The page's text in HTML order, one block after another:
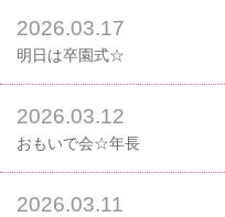
2026.03.17
明日は卒園式☆
2026.03.12
おもいで会☆年長
2026.03.11